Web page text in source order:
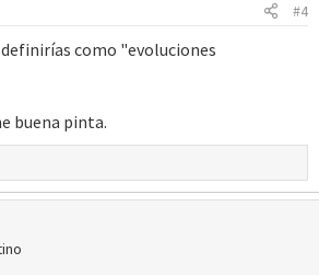
#4
definirías como "evoluciones
buena pinta.